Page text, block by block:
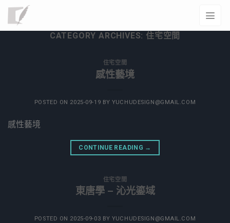
CATEGORY ARCHIVES: 住宅空間
住宅空間
感性藝境
POSTED ON 2025-09-19 BYYUCHUDESIGN@GMAIL.COM
感性藝境
CONTINUE READING →
住宅空間
東唐學 – 沁光鎏域
POSTED ON 2025-09-03 BYYUCHUDESIGN@GMAIL.COM